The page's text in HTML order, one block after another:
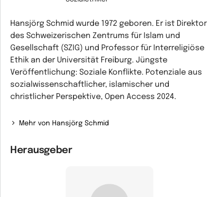
Hansjörg Schmid wurde 1972 geboren. Er ist Direktor
des Schweizerischen Zentrums für Islam und
Gesellschaft (SZIG) und Professor für Interreligiöse
Ethik an der Universität Freiburg. Jüngste
Veröffentlichung: Soziale Konflikte. Potenziale aus
sozialwissenschaftlicher, islamischer und
christlicher Perspektive, Open Access 2024.
Mehr von Hansjörg Schmid
Herausgeber